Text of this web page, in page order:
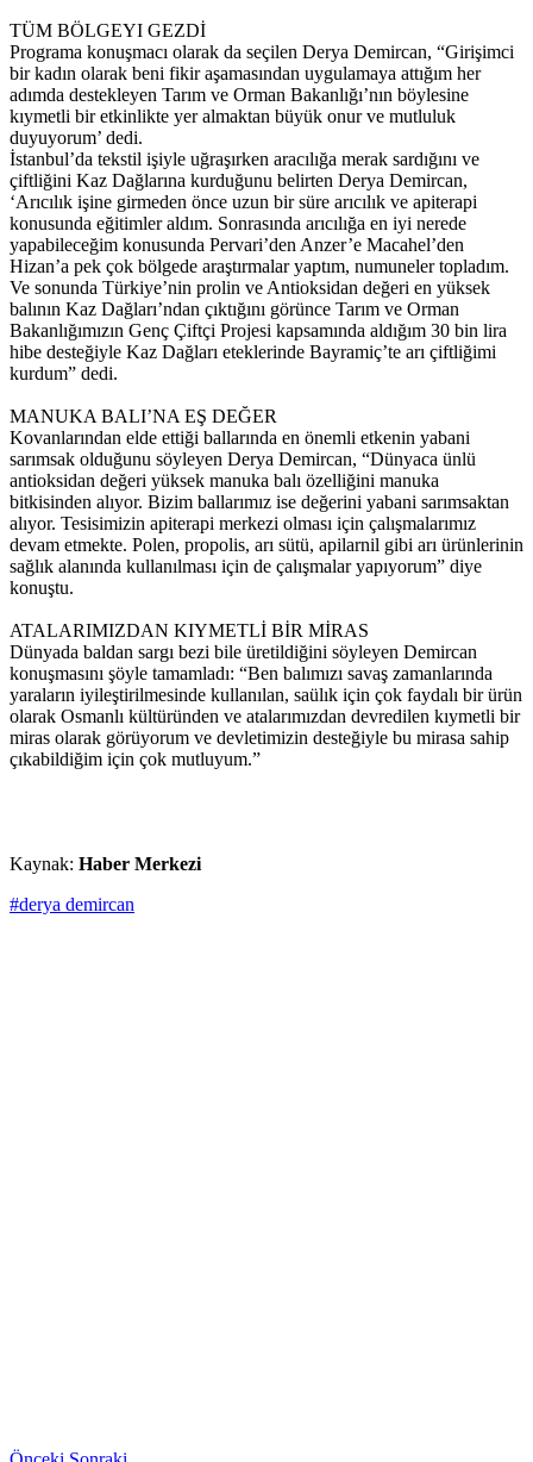
TÜM BÖLGEYI GEZDİ
Programa konuşmacı olarak da seçilen Derya Demircan, “Girişimci
bir kadın olarak beni fikir aşamasından uygulamaya attığım her
adımda destekleyen Tarım ve Orman Bakanlığı’nın böylesine
kıymetli bir etkinlikte yer almaktan büyük onur ve mutluluk
duyuyorum’ dedi.
İstanbul’da tekstil işiyle uğraşırken aracılığa merak sardığını ve
çiftliğini Kaz Dağlarına kurduğunu belirten Derya Demircan,
‘Arıcılık işine girmeden önce uzun bir süre arıcılık ve apiterapi
konusunda eğitimler aldım. Sonrasında arıcılığa en iyi nerede
yapabileceğim konusunda Pervari’den Anzer’e Macahel’den
Hizan’a pek çok bölgede araştırmalar yaptım, numuneler topladım.
Ve sonunda Türkiye’nin prolin ve Antioksidan değeri en yüksek
balının Kaz Dağları’ndan çıktığını görünce Tarım ve Orman
Bakanlığımızın Genç Çiftçi Projesi kapsamında aldığım 30 bin lira
hibe desteğiyle Kaz Dağları eteklerinde Bayramiç’te arı çiftliğimi
kurdum” dedi.
MANUKA BALI’NA EŞ DEĞER
Kovanlarından elde ettiği ballarında en önemli etkenin yabani
sarımsak olduğunu söyleyen Derya Demircan, “Dünyaca ünlü
antioksidan değeri yüksek manuka balı özelliğini manuka
bitkisinden alıyor. Bizim ballarımız ise değerini yabani sarımsaktan
alıyor. Tesisimizin apiterapi merkezi olması için çalışmalarımız
devam etmekte. Polen, propolis, arı sütü, apilarnil gibi arı ürünlerinin
sağlık alanında kullanılması için de çalışmalar yapıyorum” diye
konuştu.
ATALARIMIZDAN KIYMETLİ BİR MİRAS
Dünyada baldan sargı bezi bile üretildiğini söyleyen Demircan
konuşmasını şöyle tamamladı: “Ben balımızı savaş zamanlarında
yaraların iyileştirilmesinde kullanılan, saülık için çok faydalı bir ürün
olarak Osmanlı kültüründen ve atalarımızdan devredilen kıymetli bir
miras olarak görüyorum ve devletimizin desteğiyle bu mirasa sahip
çıkabildiğim için çok mutluyum.”
Kaynak: Haber Merkezi
#derya demircan